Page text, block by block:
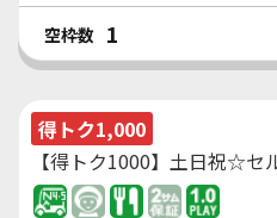
空枠数 1
得トク1,000
【得トク1000】土日祝☆セ